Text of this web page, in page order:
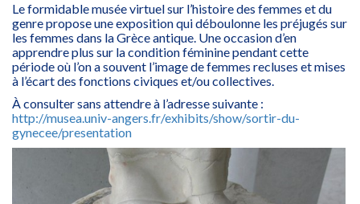
Le formidable musée virtuel sur l’histoire des femmes et du
genre propose une exposition qui déboulonne les préjugés sur
les femmes dans la Grèce antique. Une occasion d’en
apprendre plus sur la condition féminine pendant cette
période où l’on a souvent l’image de femmes recluses et mises
à l’écart des fonctions civiques et/ou collectives.
À consulter sans attendre à l’adresse suivante :
http://musea.univ-angers.fr/exhibits/show/sortir-du-
gynecee/presentation